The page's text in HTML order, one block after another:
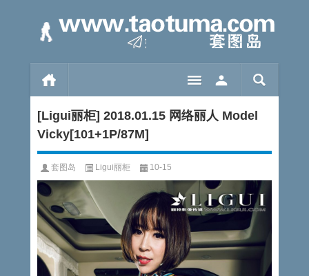
[Ligui丽柜] 2018.01.15 网络丽人 Model
Vicky[101+1P/87M]
套图岛 Ligui丽柜 10-15